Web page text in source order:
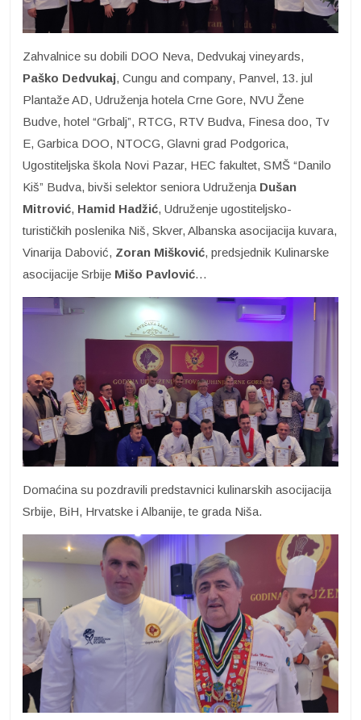
Zahvalnice su dobili DOO Neva, Dedvukaj vineyards,
Paško Dedvukaj, Cungu and company, Panvel, 13. jul
Plantaže AD, Udruženja hotela Crne Gore, NVU Žene
Budve, hotel “Grbalj”, RTCG, RTV Budva, Finesa doo, Tv
E, Garbica DOO, NTOCG, Glavni grad Podgorica,
Ugostiteljska škola Novi Pazar, HEC fakultet, SMŠ “Danilo
Kiš” Budva, bivši selektor seniora Udruženja Dušan
Mitrović, Hamid Hadžić, Udruženje ugostiteljsko-
turističkih poslenika Niš, Skver, Albanska asocijacija kuvara,
Vinarija Dabović, Zoran Mišković, predsjednik Kulinarske
asocijacije Srbije Mišo Pavlović…
Domaćina su pozdravili predstavnici kulinarskih asocijacija
Srbije, BiH, Hrvatske i Albanije, te grada Niša.